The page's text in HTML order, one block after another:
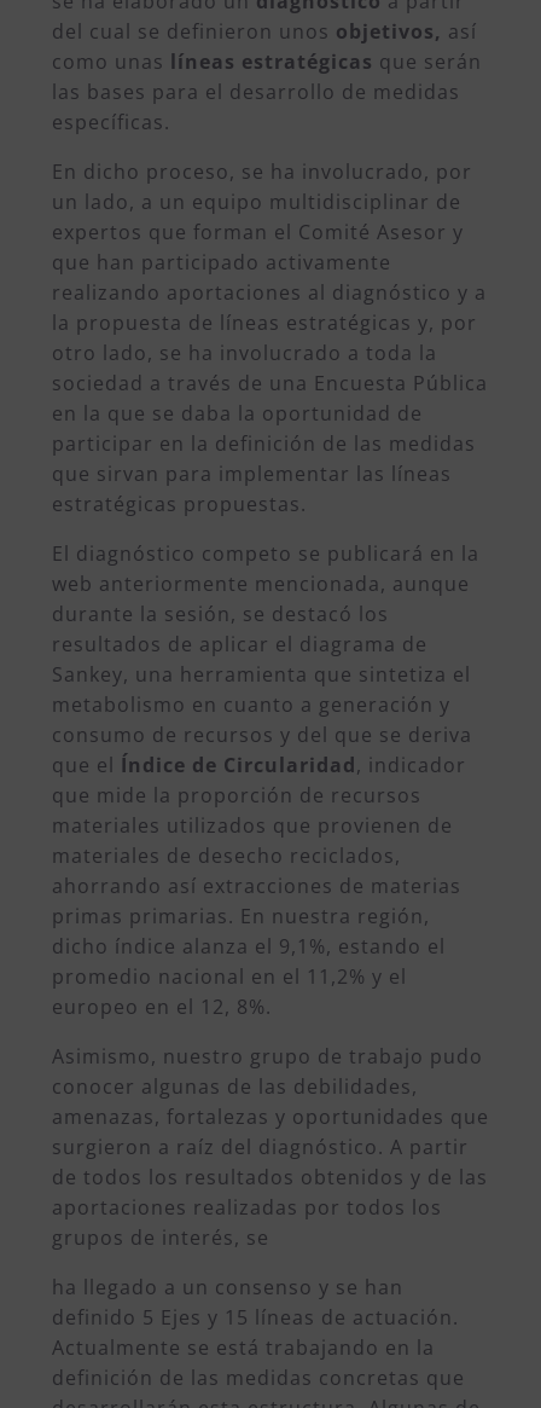
del cual se definieron unos objetivos, así
como unas líneas estratégicas que serán
las bases para el desarrollo de medidas
específicas.
En dicho proceso, se ha involucrado, por
un lado, a un equipo multidisciplinar de
expertos que forman el Comité Asesor y
que han participado activamente
realizando aportaciones al diagnóstico y a
la propuesta de líneas estratégicas y, por
otro lado, se ha involucrado a toda la
sociedad a través de una Encuesta Pública
en la que se daba la oportunidad de
participar en la definición de las medidas
que sirvan para implementar las líneas
estratégicas propuestas.
El diagnóstico competo se publicará en la
web anteriormente mencionada, aunque
durante la sesión, se destacó los
resultados de aplicar el diagrama de
Sankey, una herramienta que sintetiza el
metabolismo en cuanto a generación y
consumo de recursos y del que se deriva
que el Índice de Circularidad, indicador
que mide la proporción de recursos
materiales utilizados que provienen de
materiales de desecho reciclados,
ahorrando así extracciones de materias
primas primarias. En nuestra región,
dicho índice alanza el 9,1%, estando el
promedio nacional en el 11,2% y el
europeo en el 12, 8%.
Asimismo, nuestro grupo de trabajo pudo
conocer algunas de las debilidades,
amenazas, fortalezas y oportunidades que
surgieron a raíz del diagnóstico. A partir
de todos los resultados obtenidos y de las
aportaciones realizadas por todos los
grupos de interés, se
ha llegado a un consenso y se han
definido 5 Ejes y 15 líneas de actuación.
Actualmente se está trabajando en la
definición de las medidas concretas que